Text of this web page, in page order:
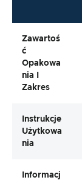
Zawartoś
Ć
Opakowa
Nia I
Zakres
Instrukcje
Użytkowa
Nia
Informacj